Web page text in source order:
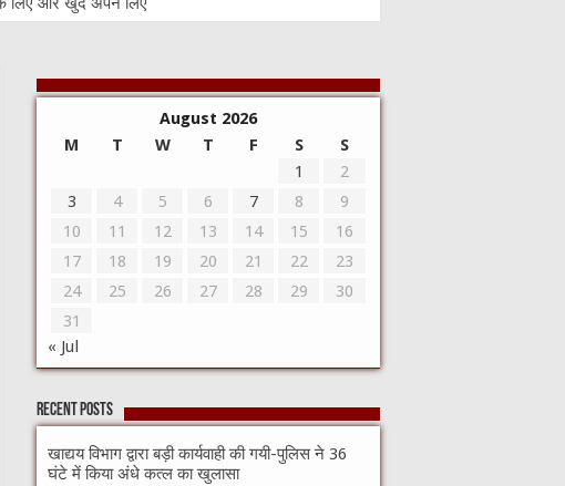
August 2026
M
T W T F S
S
1
2
3
4 5 6 7 8
9
10
11 12 13 14 15
16
17
18 19 20 21 22
23
24
25 26 27 28 29
30
31
« Jul
Recent Posts
खाद्यय विभाग द्वारा बड़ी कार्यवाही की गयी-पुलिस ने 36
घंटे में किया अंधे कत्ल का खुलासा